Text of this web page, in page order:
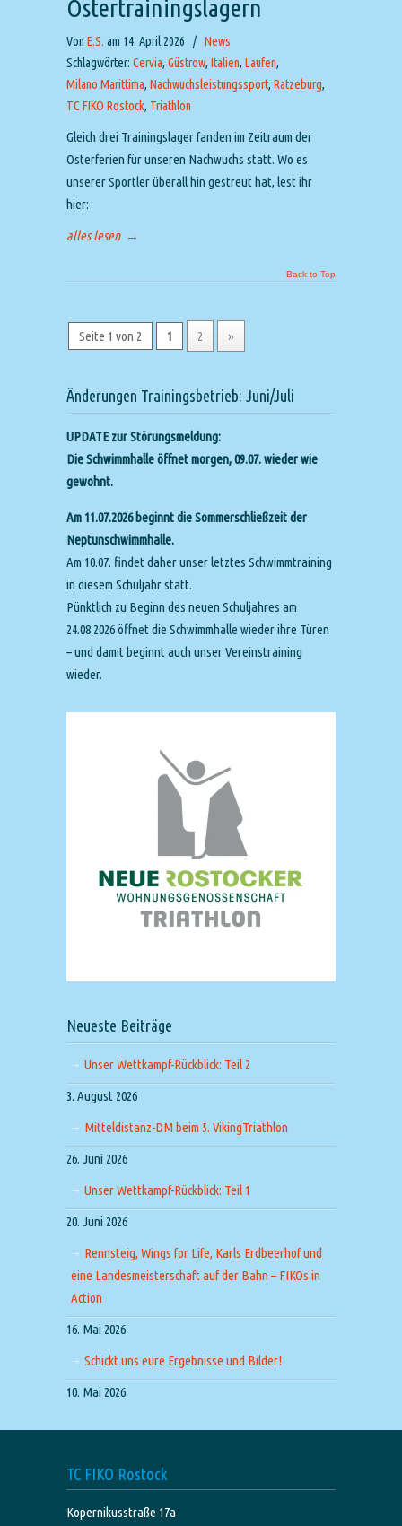
Ostertrainingslagern
Von E.S. am 14. April 2026 / News
Schlagwörter: Cervia, Güstrow, Italien, Laufen,
Milano Marittima, Nachwuchsleistungssport, Ratzeburg,
TC FIKO Rostock, Triathlon
Gleich drei Trainingslager fanden im Zeitraum der
Osterferien für unseren Nachwuchs statt. Wo es
unserer Sportler überall hin gestreut hat, lest ihr
hier:
alles lesen →
Back to Top
Seite 1 von 2 1 2 »
Änderungen Trainingsbetrieb: Juni/Juli
UPDATE zur Störungsmeldung:
Die Schwimmhalle öffnet morgen, 09.07. wieder wie
gewohnt.
Am 11.07.2026 beginnt die Sommerschließzeit der
Neptunschwimmhalle.
Am 10.07. findet daher unser letztes Schwimmtraining
in diesem Schuljahr statt.
Pünktlich zu Beginn des neuen Schuljahres am
24.08.2026 öffnet die Schwimmhalle wieder ihre Türen
– und damit beginnt auch unser Vereinstraining
wieder.
Neueste Beiträge
Unser Wettkampf-Rückblick: Teil 2
3. August 2026
Mitteldistanz-DM beim 5. VikingTriathlon
26. Juni 2026
Unser Wettkampf-Rückblick: Teil 1
20. Juni 2026
Rennsteig, Wings for Life, Karls Erdbeerhof und
eine Landesmeisterschaft auf der Bahn – FIKOs in
Action
16. Mai 2026
Schickt uns eure Ergebnisse und Bilder!
10. Mai 2026
TC FIKO Rostock
Kopernikusstraße 17a